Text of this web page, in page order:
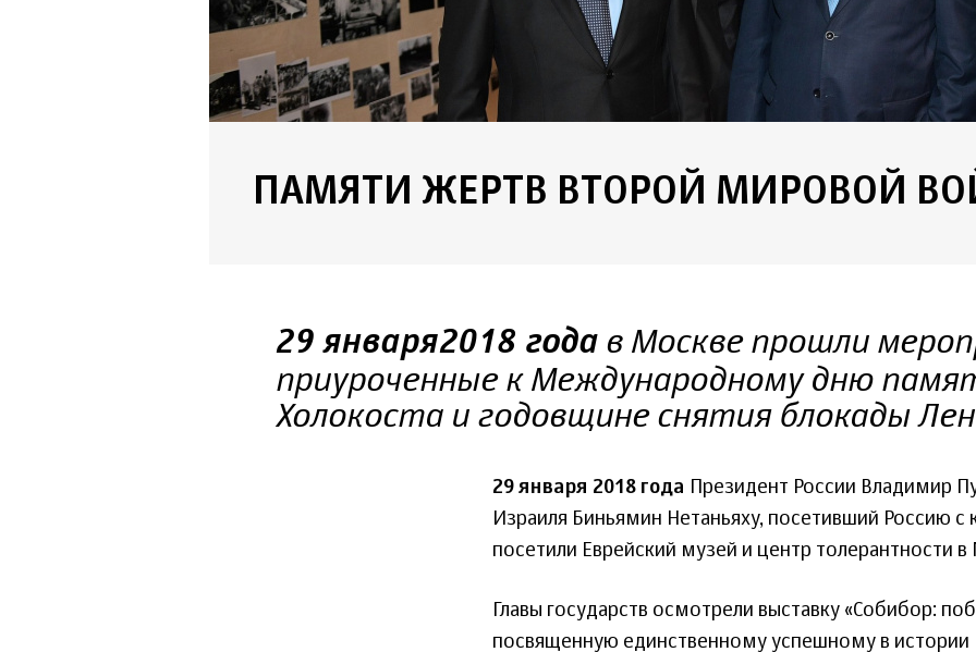
ПАМЯТИ ЖЕРТВ ВТОРОЙ МИРОВОЙ
29 января 2018 годав Москве прошли
приуроченные к Международному дню
Холокоста и годовщине снятия блокады
29 января 2018 года
Президент России Владимир
Израиля Биньямин Нетаньяху, посетивший Россию
посетили Еврейский музей и центр толерантности в
Главы государств осмотрели выставку «Собибор:
посвященную единственному успешному в